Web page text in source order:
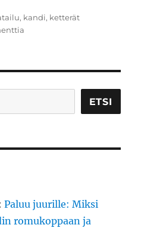
, kandi, ketterät
ETSI
Paluu juurille: Miksi
romukoppaan ja